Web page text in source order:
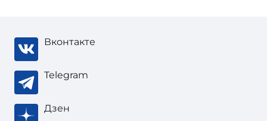
Вконтакте
Telegram
Дзен